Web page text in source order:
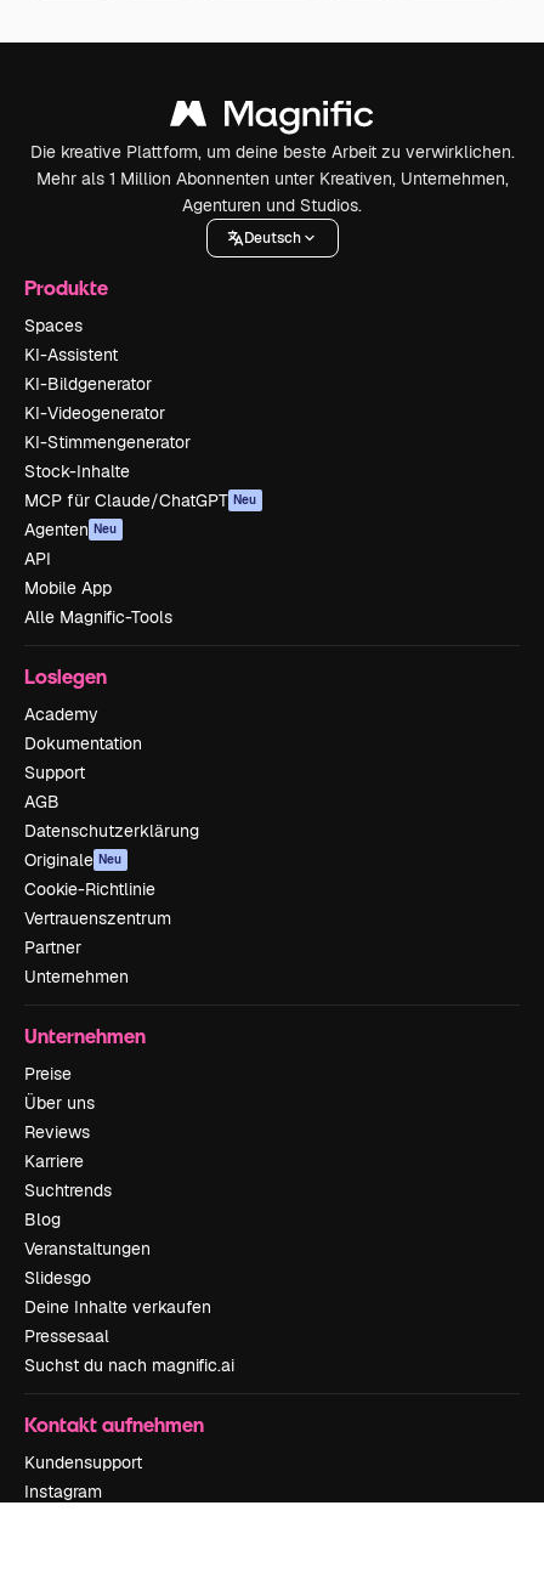
Die kreative Plattform, um deine beste Arbeit zu verwirklichen.
Mehr als 1 Million Abonnenten unter Kreativen, Unternehmen,
Agenturen und Studios.
Deutsch
Produkte
Spaces
KI-Assistent
KI-Bildgenerator
KI-Videogenerator
KI-Stimmengenerator
Stock-Inhalte
MCP für Claude/ChatGPT Neu
Agenten Neu
API
Mobile App
Alle Magnific-Tools
Loslegen
Academy
Dokumentation
Support
AGB
Datenschutzerklärung
Originale Neu
Cookie-Richtlinie
Vertrauenszentrum
Partner
Unternehmen
Unternehmen
Preise
Über uns
Reviews
Karriere
Suchtrends
Blog
Veranstaltungen
Slidesgo
Deine Inhalte verkaufen
Pressesaal
Suchst du nach magnific.ai
Kontakt aufnehmen
Kundensupport
Instagram